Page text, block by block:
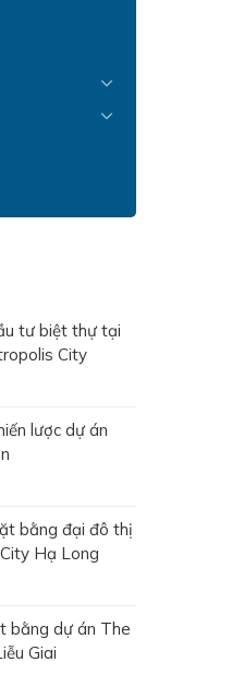
tư biệt thự tại
City
lược dự án
bằng đại đô thị
Hạ Long
bằng dự án The
Giai